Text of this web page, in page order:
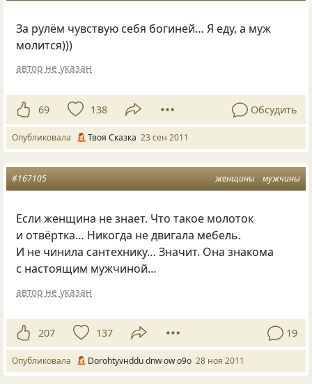
За рулём чувствую себя богиней… Я еду, а муж
молится)))
автор не указан
69 138 Обсудить
Опубликовала Твоя Сказка 23 сен 2011
женщины мужчины
#167105
Если женщина не знает. Что такое молоток
и отвёртка… Никогда не двигала мебель.
И не чинила сантехнику… Значит. Она знакома
с настоящим мужчиной…
автор не указан
207 137 19
Опубликовала Dorohtyvнddu dnw оw о9о 28 ноя 2011